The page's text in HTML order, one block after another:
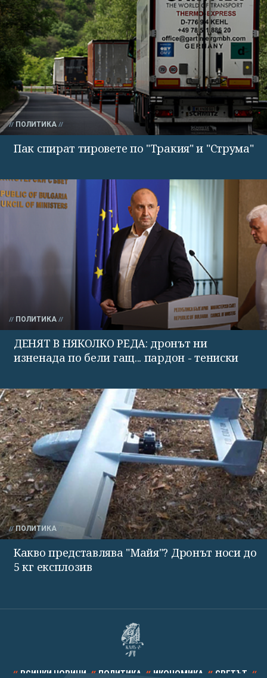
ПОЛИТИКА
Пак спират тировете по "Тракия" и "Струма"
ПОЛИТИКА
ДЕНЯТ В НЯКОЛКО РЕДА: дронът ни
изненада по бели гащ... пардон - тениски
ПОЛИТИКА
Какво представлява "Майя"? Дронът носи до
5 кг експлозив
ВСИЧКИ НОВИНИ ПОЛИТИКА ИКОНОМИКА СВЕТЪТ